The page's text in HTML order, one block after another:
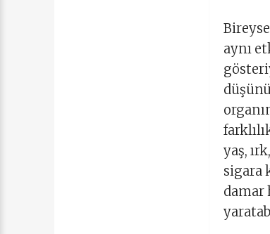
aynı
yaş,
sigara
damar